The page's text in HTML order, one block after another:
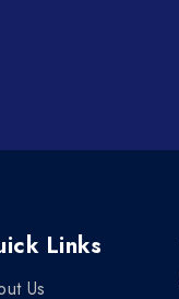
Links
Us